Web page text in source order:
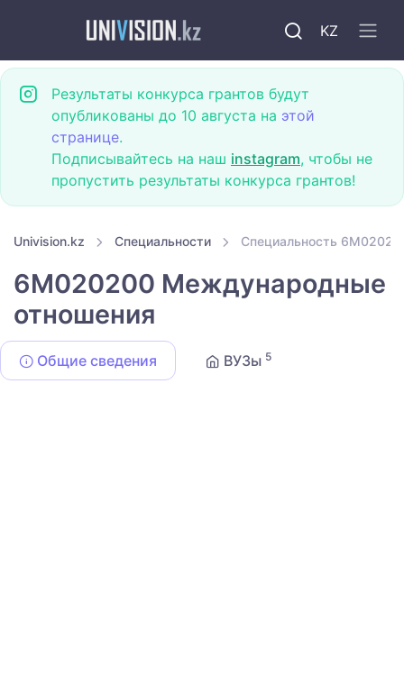
KZ
Результаты конкурса грантов будут
опубликованы до 10 августа на этой
странице.
Подписывайтесь на наш instagram, чтобы не
пропустить результаты конкурса грантов!
Univision.kz Специальности Специальность
6M020200 Международные
отношения
Общие сведения ВУЗы 5